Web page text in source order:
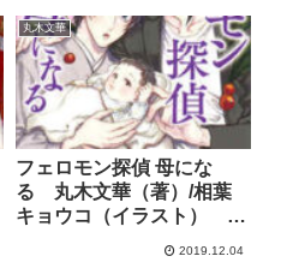
丸木文華
フェロモン探偵 母にな
る 丸木文華（著）/相葉
キョウコ（イラスト）
2019.12.04